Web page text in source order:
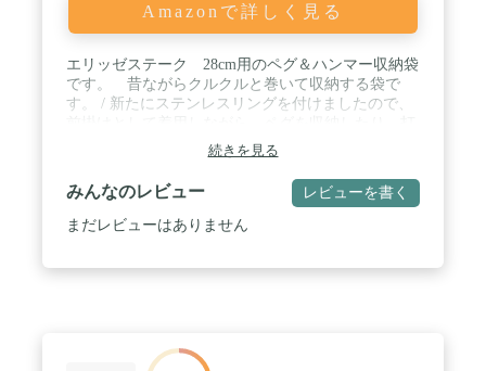
Amazonで詳しく見る
エリッゼステーク 28cm用のペグ＆ハンマー収納袋
です。 昔ながらクルクルと巻いて収納する袋で
す。 / 新たにステンレスリングを付けましたので、
ち付けたり、回収したりとマルチに活躍してくれま
す。 / 8本のペグとペグハンマーが収納できます。 /
綿を使用していますので、汚れたら洗濯できます。
/ ※ペグ・ペグハンマーは付属しません。収納例で
す。
続きを見る
みんなのレビュー レビューを書く
まだレビューはありません